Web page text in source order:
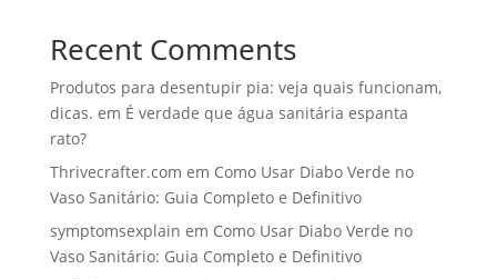
Recent Comments
Produtos para desentupir pia: veja quais funcionam,
dicas. em É verdade que água sanitária espanta
rato?
Thrivecrafter.com em Como Usar Diabo Verde no
Vaso Sanitário: Guia Completo e Definitivo
symptomsexplain em Como Usar Diabo Verde no
Vaso Sanitário: Guia Completo e Definitivo